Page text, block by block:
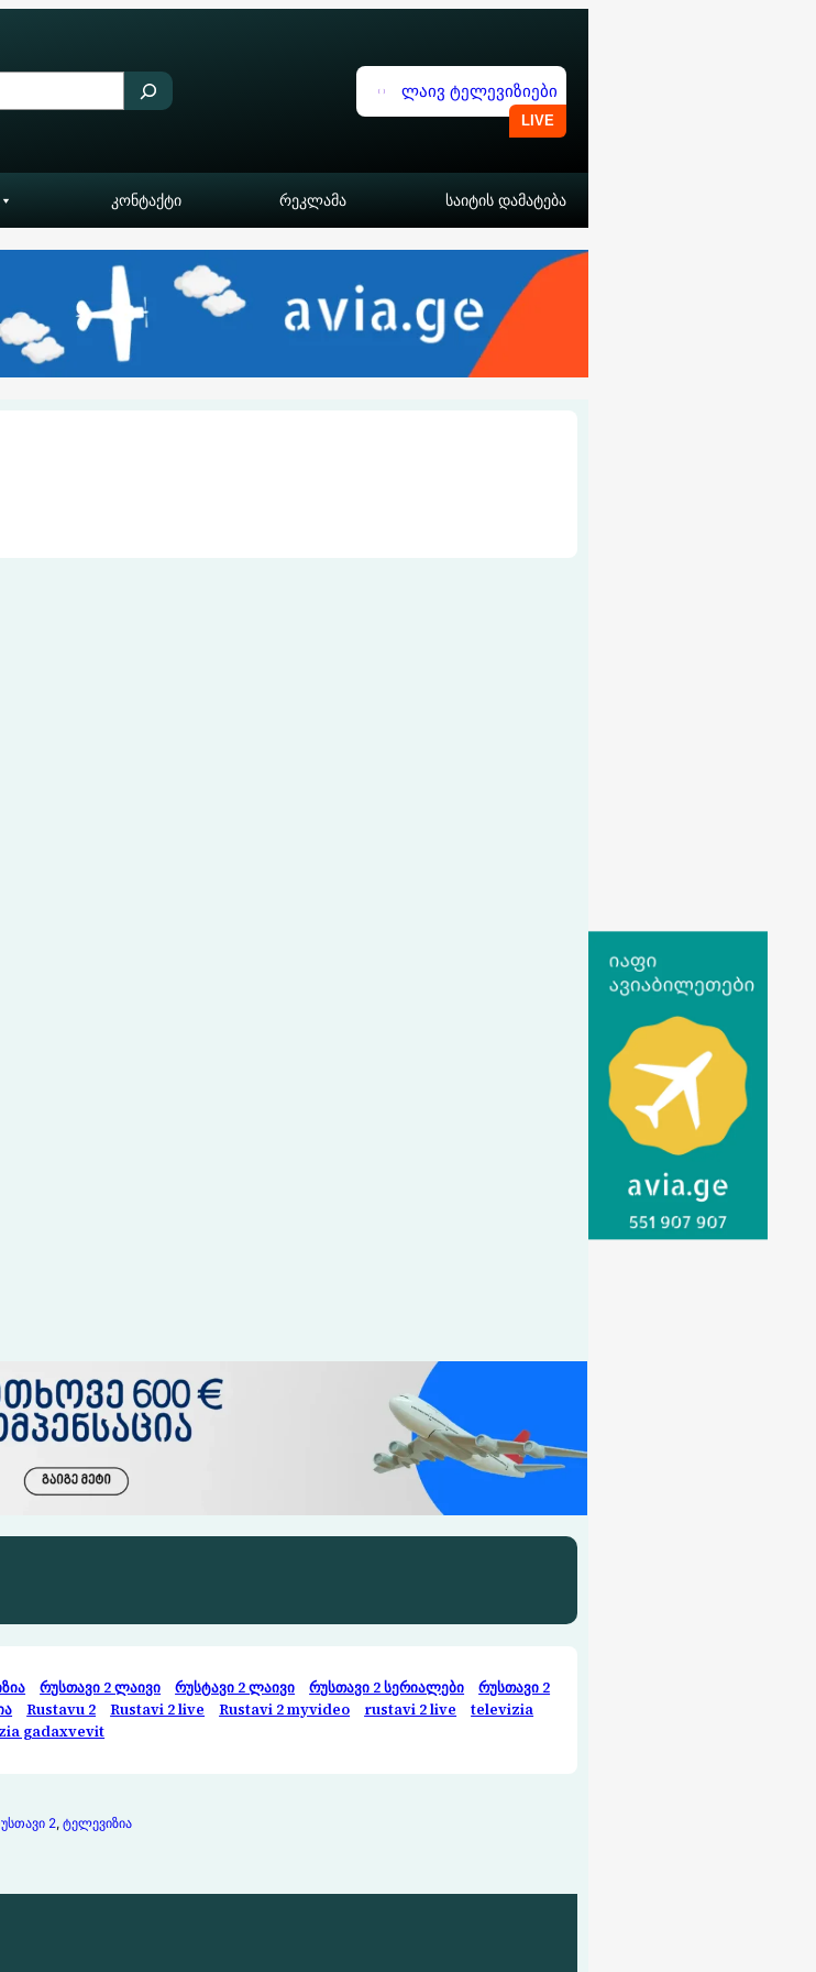
ლაივ ტელევიზიები
კონტაქტი რეკლამა საიტის დამატება
რუსთავი 2 ლაივი რუსტავი 2 ლაივი რუსთავი 2 სერიალები
რუსთავი 2
Rustavu 2 Rustavi 2 live Rustavi 2 myvideo rustavi 2 live
televizia
gadaxvevit
2, ტელევიზია